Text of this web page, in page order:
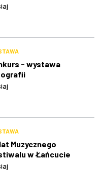
- wystawa
Muzycznego
w Łańcucie